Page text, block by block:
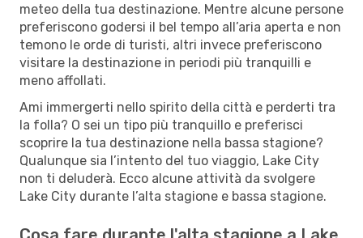
meteo della tua destinazione. Mentre alcune persone
preferiscono godersi il bel tempo all’aria aperta e non
temono le orde di turisti, altri invece preferiscono
visitare la destinazione in periodi più tranquilli e
meno affollati.
Ami immergerti nello spirito della città e perderti tra
la folla? O sei un tipo più tranquillo e preferisci
scoprire la tua destinazione nella bassa stagione?
Qualunque sia l’intento del tuo viaggio, Lake City
non ti deluderà. Ecco alcune attività da svolgere
Lake City durante l’alta stagione e bassa stagione.